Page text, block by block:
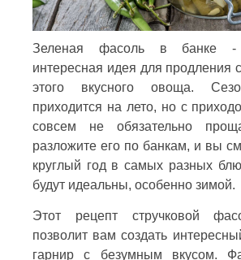
Зеленая фасоль в банке -
интересная идея для продления
этого вкусного овоща.
приходится на лето, но с
совсем не обязательно
разложите его по банкам, и вы
круглый год в самых разных
будут идеальны, особенно зимой.
Этот рецепт стручковой
позволит вам создать
гарнир с безумным вкусом.